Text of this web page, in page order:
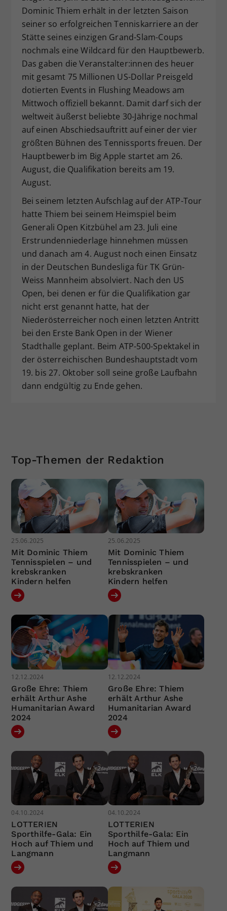
Dominic Thiem erhält in der letzten Saison
seiner so erfolgreichen Tenniskarriere an der
Stätte seines einzigen Grand-Slam-Coups
nochmals eine Wildcard für den Hauptbewerb.
Das gaben die Veranstalter:innen des heuer
mit gesamt 75 Millionen US-Dollar Preisgeld
dotierten Events in Flushing Meadows am
Mittwoch offiziell bekannt. Damit darf sich der
weltweit äußerst beliebte 30-Jährige nochmal
auf einen Abschiedsauftritt auf einer der vier
größten Bühnen des Tennissports freuen. Der
Hauptbewerb im Big Apple startet am 26.
August, die Qualifikation bereits am 19.
August.
Bei seinem letzten Aufschlag auf der ATP-Tour
hatte Thiem bei seinem Heimspiel beim
Generali Open Kitzbühel am 23. Juli eine
Erstrundenniederlage hinnehmen müssen
und danach am 4. August noch einen Einsatz
in der Deutschen Bundesliga für TK Grün-
Weiss Mannheim absolviert. Nach den US
Open, bei denen er für die Qualifikation gar
nicht erst genannt hatte, hat der
Niederösterreicher noch einen letzten Antritt
bei den Erste Bank Open in der Wiener
Stadthalle geplant. Beim ATP-500-Spektakel in
der österreichischen Bundeshauptstadt vom
19. bis 27. Oktober soll seine große Laufbahn
dann endgültig zu Ende gehen.
Top-Themen der Redaktion
25.06.2025
Mit Dominic Thiem
Tennisspielen – und
krebskranken
Kindern helfen
25.06.2025
Mit Dominic Thiem
Tennisspielen – und
krebskranken
Kindern helfen
12.12.2024
Große Ehre: Thiem
erhält Arthur Ashe
Humanitarian Award
2024
12.12.2024
Große Ehre: Thiem
erhält Arthur Ashe
Humanitarian Award
2024
04.10.2024
LOTTERIEN
Sporthilfe-Gala: Ein
Hoch auf Thiem und
Langmann
04.10.2024
LOTTERIEN
Sporthilfe-Gala: Ein
Hoch auf Thiem und
Langmann
Zweck
Dieser Wert speichert Ihre Consent-
Einstellungen. Unter anderem eine
zufällig generierte ID, für die
historische Speicherung Ihrer
vorgenommen Einstellungen, falls der
Webseiten-Betreiber dies eingestellt
hat.